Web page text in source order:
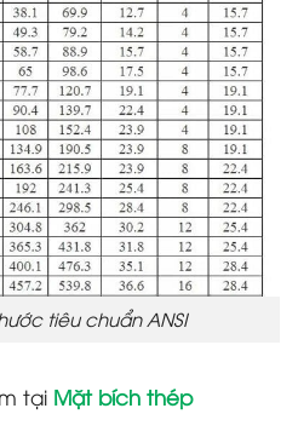
tiêu chuẩn ANSI
tại Mặt bích thép